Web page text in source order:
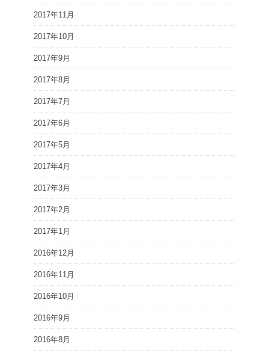
2017年11月
2017年10月
2017年9月
2017年8月
2017年7月
2017年6月
2017年5月
2017年4月
2017年3月
2017年2月
2017年1月
2016年12月
2016年11月
2016年10月
2016年9月
2016年8月